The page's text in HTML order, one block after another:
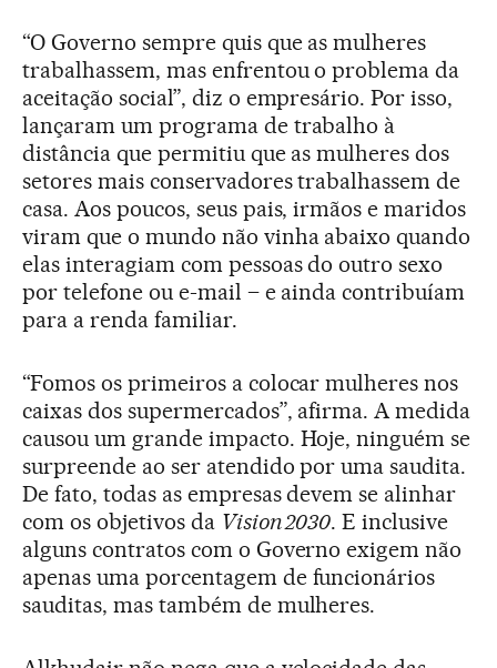
“O Governo sempre quis que as mulheres
trabalhassem, mas enfrentou o problema da
aceitação social”, diz o empresário. Por isso,
lançaram um programa de trabalho à
distância que permitiu que as mulheres dos
setores mais conservadores trabalhassem de
casa. Aos poucos, seus pais, irmãos e maridos
viram que o mundo não vinha abaixo quando
elas interagiam com pessoas do outro sexo
por telefone ou e-mail – e ainda contribuíam
para a renda familiar.
“Fomos os primeiros a colocar mulheres nos
caixas dos supermercados”, afirma. A medida
causou um grande impacto. Hoje, ninguém se
surpreende ao ser atendido por uma saudita.
De fato, todas as empresas devem se alinhar
com os objetivos da Vision 2030. E inclusive
alguns contratos com o Governo exigem não
apenas uma porcentagem de funcionários
sauditas, mas também de mulheres.